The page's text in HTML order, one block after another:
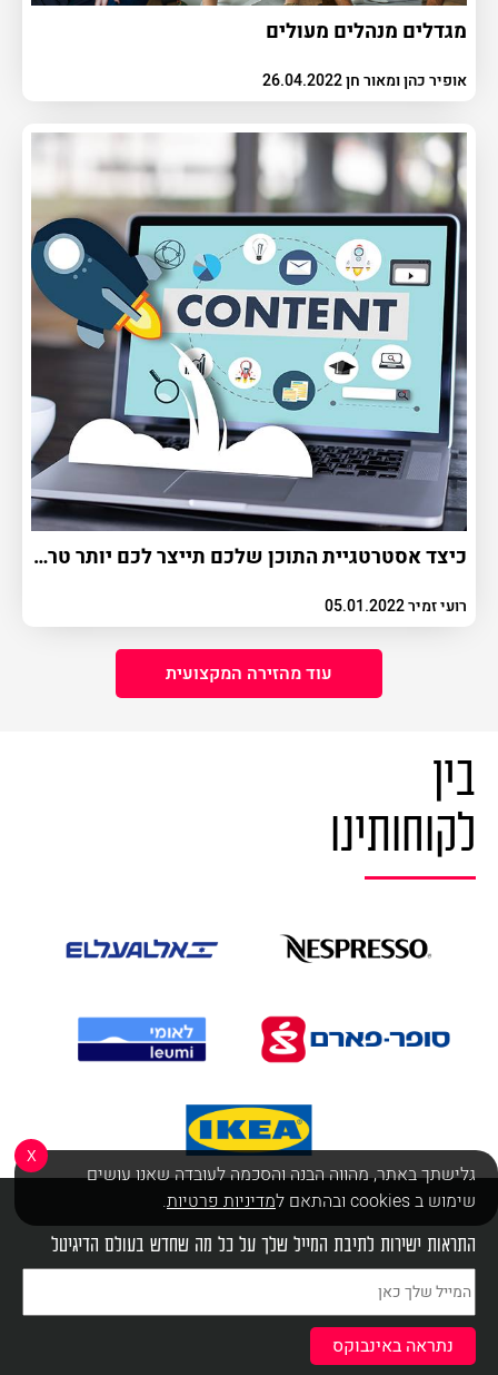
מגדלים מנהלים מעולים
אופיר כהן ומאור חן 26.04.2022
כיצד אסטרטגיית התוכן שלכם תייצר לכם יותר טראפיק אורגני ב-2022?
רועי זמיר 05.01.2022
עוד מהזירה המקצועית
בין
לקוחותינו
התראות ישירות לתיבת המייל שלך על כל מה שחדש בעולם הדיגיטל
X
גלישתך באתר, מהווה הבנה והסכמה לעובדה שאנו עושים
שימוש ב cookies ובהתאם ל
מדיניות פרטיות.